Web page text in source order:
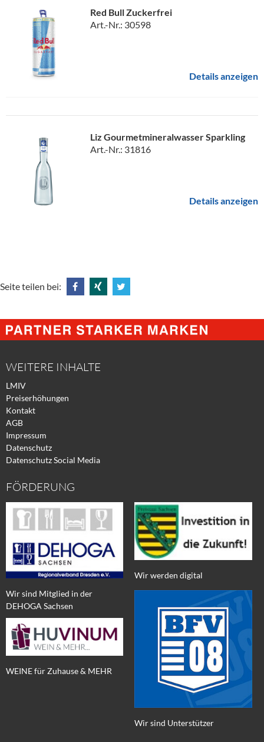
Red Bull Zuckerfrei
Art.-Nr.: 30598
Details anzeigen
Liz Gourmetmineralwasser Sparkling
Art.-Nr.: 31816
Details anzeigen
Seite teilen bei:
@
Facebook
@
Xing
@
Twitter
WEITERE INHALTE
LMIV
Preiserhöhungen
Kontakt
AGB
Impressum
Datenschutz
Datenschutz Social Media
FÖRDERUNG
Wir sind Mitglied in der
DEHOGA Sachsen
WEINE für Zuhause & MEHR
Wir werden digital
Wir sind Unterstützer